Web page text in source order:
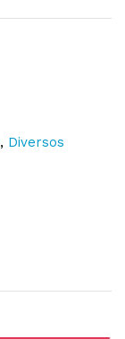
, Diversos